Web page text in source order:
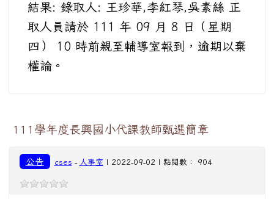
結果: 錄取人: 王珍華,李紅琴,吳素絲 正
取人員請於 111 年 09 月 8 日（星期
四） 10 時前親至輔導室報到，逾期以棄
權論。
111學年度長興國小代課教師甄選簡章
公告 cses - 人事室 | 2022-09-02 | 點閱數： 904